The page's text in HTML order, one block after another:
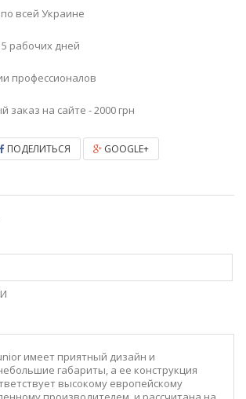
всей Украине
рабочих дней
профессионалов
заказ на сайте - 2000 грн
ПОДЕЛИТЬСЯ
GOOGLE+
имеет приятный дизайн и
габариты, а ее конструкция
высокому европейскому